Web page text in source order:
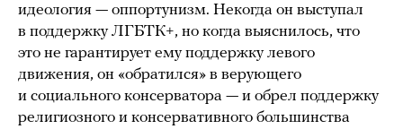
идеология — оппортунизм. Некогда он выступал
в поддержку ЛГБТК+, но когда выяснилось, что
это не гарантирует ему поддержку левого
движения, он «обратился» в верующего
и социального консерватора — и обрел поддержку
религиозного и консервативного большинства